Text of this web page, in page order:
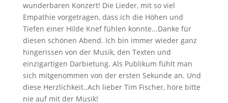
wunderbaren Konzert! Die Lieder, mit so viel
Empathie vorgetragen, dass ich die Höhen und
Tiefen einer Hilde Knef fühlen konnte...Danke für
diesen schönen Abend. Ich bin immer wieder ganz
hingerissen von der Musik, den Texten und
einzigartigen Darbietung. Als Publikum fühlt man
sich mitgenommen von der ersten Sekunde an. Und
diese Herzlichkeit..Ach lieber Tim Fischer, höre bitte
nie auf mit der Musik!